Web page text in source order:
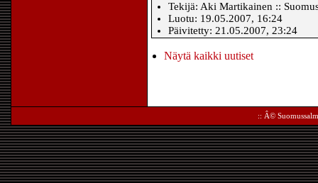
Tekijä: Aki Martikainen ::
Luotu: 19.05.2007, 16:24
Päivitetty: 21.05.2007, 23:24
Näytä kaikki uutiset
:: Â©